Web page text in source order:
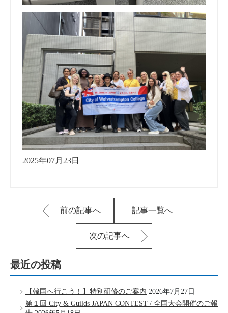
2025年07月23日
前の記事へ 記事一覧へ
次の記事へ
最近の投稿
【韓国へ行こう！】特別研修のご案内 2026年7月27日
第１回 City & Guilds JAPAN CONTEST / 全国大会開催のご報